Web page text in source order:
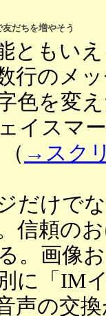
だちを増やそう
ともい
行のメ
色を変
イスマ
→スク
だけで
信頼の
。画像
に「IM
声の交